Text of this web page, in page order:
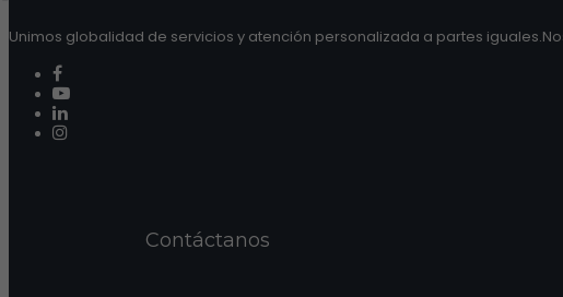
Unimos globalidad de servicios y atención personalizada a partes
Contáctanos